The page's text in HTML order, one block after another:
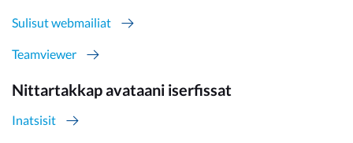
Sulisut webmailiat
Teamviewer
Nittartakkap avataani iserfissat
Inatsisit